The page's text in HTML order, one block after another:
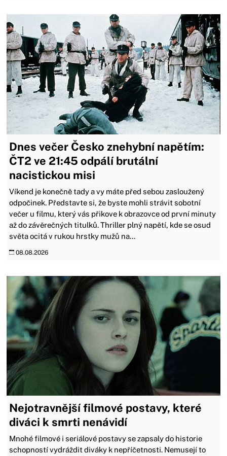
Dnes večer Česko znehybní napětím:
ČT2 ve 21:45 odpálí brutální
nacistickou misi
Víkend je konečně tady a vy máte před sebou zasloužený
odpočinek. Představte si, že byste mohli strávit sobotní
večer u filmu, který vás přikove k obrazovce od první minuty
až do závěrečných titulků. Thriller plný napětí, kde se osud
světa ocitá v rukou hrstky mužů na...
08.08.2026
Nejotravnější filmové postavy, které
diváci k smrti nenávidí
Mnohé filmové i seriálové postavy se zapsaly do historie
schopností vydráždit diváky k nepříčetnosti. Nemusejí to